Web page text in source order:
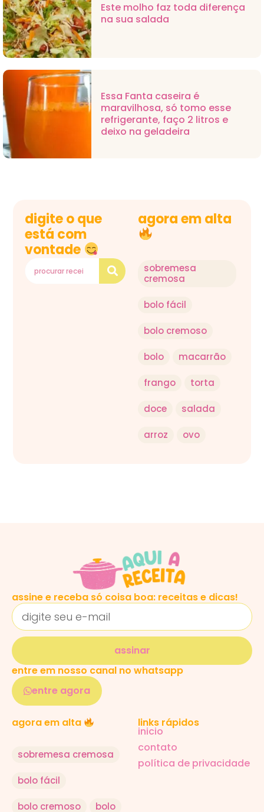
Este molho faz toda diferença
na sua salada
Essa Fanta caseira é
maravilhosa, só tomo esse
refrigerante, faço 2 litros e
deixo na geladeira
digite o que
está com
vontade
agora em alta
sobremesa
cremosa
bolo fácil
bolo cremoso
bolo macarrão
frango torta
doce salada
arroz ovo
assine e receba só coisa boa: receitas e dicas!
assinar
entre em nosso canal no whatsapp
entre agora
agora em alta
sobremesa cremosa
bolo fácil
bolo cremoso bolo
links rápidos
inicio
contato
política de privacidade